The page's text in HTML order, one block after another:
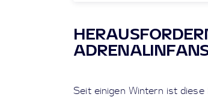
Seit einigen Wintern ist diese